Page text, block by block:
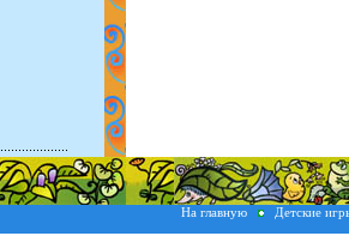
На главную Детские